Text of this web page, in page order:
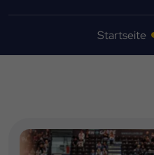
Startseite